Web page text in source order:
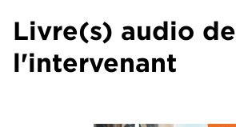
Livre(s) audio de
l'intervenant